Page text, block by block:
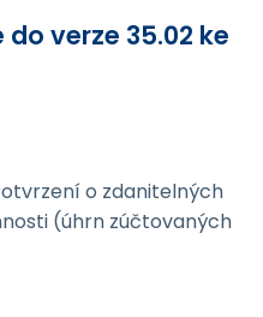
verze 35.02 ke
o zdanitelných
(úhrn zúčtovaných